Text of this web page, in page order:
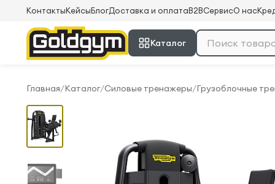
КонтактыКейсыБлогДоставка и оплатаB2BСервисО нас
Каталог
Главная/Каталог/Силовые тренажеры/Грузоблочные